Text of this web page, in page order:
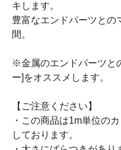
キします。
豊富なエンドパーツとの
間。
※金属のエンドパーツと
ー]をオススメします。
【ご注意ください】
・この商品は1m単位の
しております。